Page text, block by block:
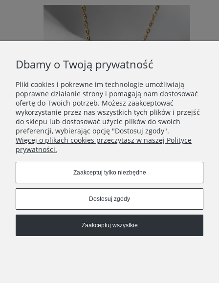
Naszyjnik damski złoty łańcuszek łezka stal szlachetna
79,90 zł
Do koszyka
Dbamy o Twoją prywatność
Pliki cookies i pokrewne im technologie umożliwiają
poprawne działanie strony i pomagają nam dostosować
ofertę do Twoich potrzeb. Możesz zaakceptować
wykorzystanie przez nas wszystkich tych plików i przejść
do sklepu lub dostosować użycie plików do swoich
preferencji, wybierając opcję "Dostosuj zgody".
Więcej o plikach cookies przeczytasz w naszej Polityce
prywatności.
Zaakceptuj tylko niezbędne
Dostosuj zgody
Zaakceptuj wszystkie